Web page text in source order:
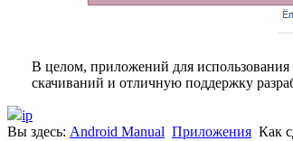
В целом, приложений для
скачиваний и отличную поддержку
ip
Вы здесь: Android Manual Приложения Как